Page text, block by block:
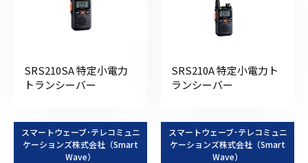
SRS210SA 特定小電力
トランシーバー
SRS210A 特定小電力ト
ランシーバー
スマートウェーブ･テレコミュニ
ケーションズ株式会社（Smart
Wave）
スマートウェーブ･テレコミュニ
ケーションズ株式会社（Smart
Wave）